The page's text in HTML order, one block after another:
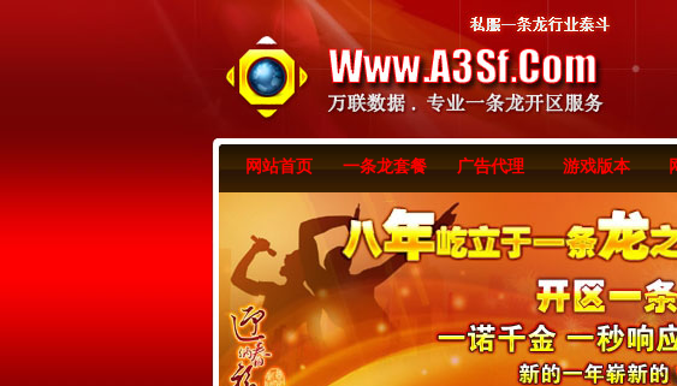
网站首页 一条龙套餐 广告代理 游戏版本